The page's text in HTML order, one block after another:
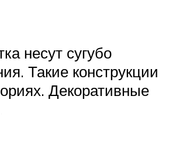
несут сугубо
Такие конструкции
Декоративные